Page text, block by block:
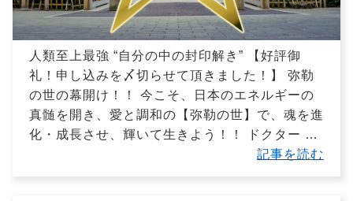
人類至上最強 “自分の中の封印解き” 【好評御
礼！申し込みを〆切らせて頂きました！】 弥勒
の世の幕開け！！ 今こそ、日本のエネルギーの
真髄を開き、愛と調和の【弥勒の世】で、魂を進
化・成長させ、輝いて生きよう！！ ドクター …
記事を読む